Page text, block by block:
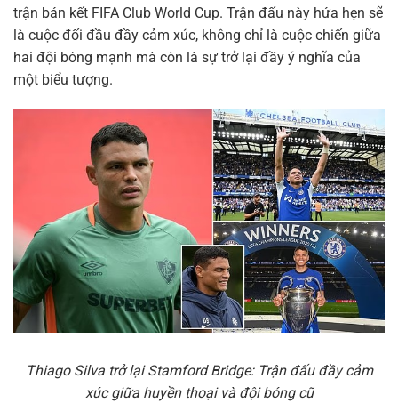
trận bán kết FIFA Club World Cup. Trận đấu này hứa hẹn sẽ
là cuộc đối đầu đầy cảm xúc, không chỉ là cuộc chiến giữa
hai đội bóng mạnh mà còn là sự trở lại đầy ý nghĩa của
một biểu tượng.
Thiago Silva trở lại Stamford Bridge: Trận đấu đầy cảm
xúc giữa huyền thoại và đội bóng cũ